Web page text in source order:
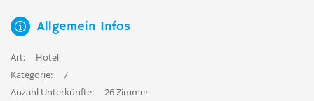
Allgemein Infos
Art:
Hotel
Kategorie:
7
Anzahl Unterkünfte:
26 Zimmer